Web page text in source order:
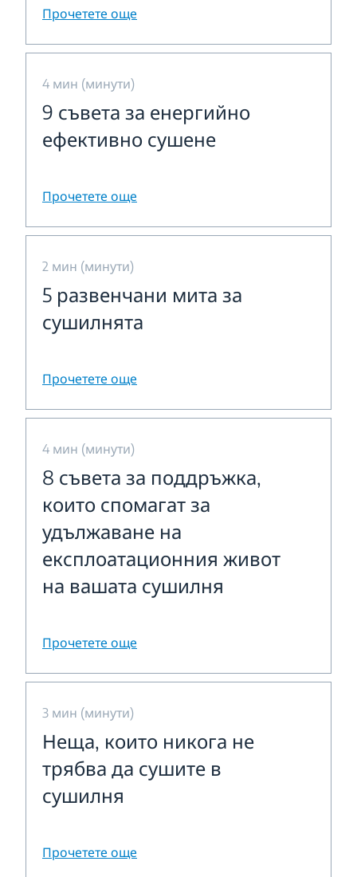
Прочетете още
4 мин (минути)
9 съвета за енергийно
ефективно сушене
Прочетете още
2 мин (минути)
5 развенчани мита за
сушилнята
Прочетете още
4 мин (минути)
8 съвета за поддръжка,
които спомагат за
удължаване на
експлоатационния живот
на вашата сушилня
Прочетете още
3 мин (минути)
Неща, които никога не
трябва да сушите в
сушилня
Прочетете още